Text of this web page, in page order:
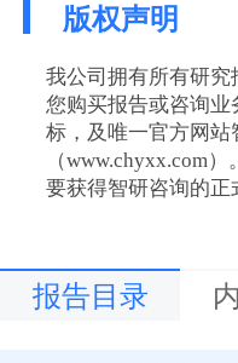
版权声明
我公司拥有所有研究
您购买报告或咨询业
标，及唯一官方网站
（www.chyxx.com
要获得智研咨询的正
报告目录